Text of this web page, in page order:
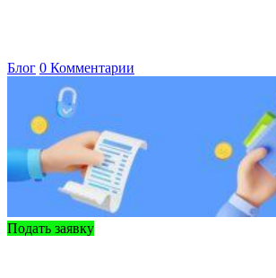
Блог 0 Комментарии
Подать заявку